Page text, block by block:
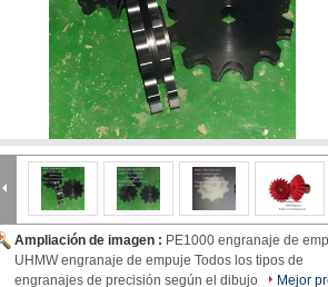
Ampliación de imagen : PE1000 engranaje de
UHMW engranaje de empuje Todos los tipos de
engranajes de precisión según el dibujo
Mejor